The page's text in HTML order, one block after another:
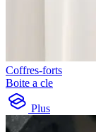
Coffres-forts
Boite a cle
Plus